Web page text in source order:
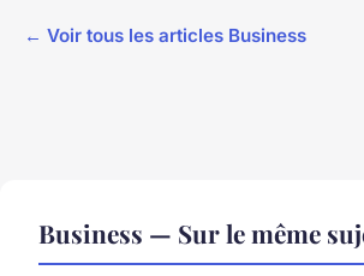
← Voir tous les articles Business
Business — Sur le même